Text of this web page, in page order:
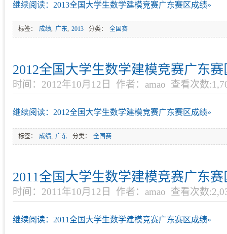
继续阅读：2013全国大学生数学建模竞赛广东赛区成绩»
标签： 成绩, 广东, 2013 分类： 全国赛
2012全国大学生数学建模竞赛广东
时间：2012年10月12日 作者：amao 查看次数
继续阅读：2012全国大学生数学建模竞赛广东赛区成绩»
标签： 成绩, 广东 分类： 全国赛
2011全国大学生数学建模竞赛广东
时间：2011年10月12日 作者：amao 查看次数
继续阅读：2011全国大学生数学建模竞赛广东赛区成绩»